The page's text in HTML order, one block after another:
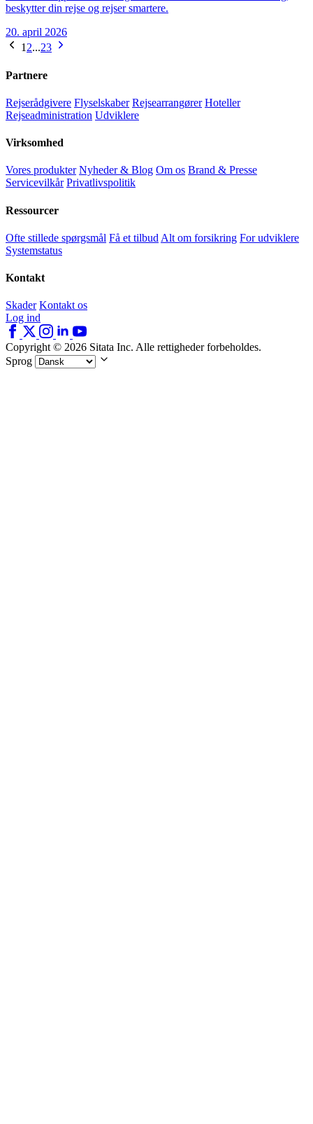
beskytter din rejse og rejser smartere.
20. april 2026
1 2...23
Partnere
Rejserådgivere Flyselskaber Rejsearrangører Hoteller
Rejseadministration Udviklere
Virksomhed
Vores produkter Nyheder & Blog Om os Brand & Presse
Servicevilkår Privatlivspolitik
Ressourcer
Ofte stillede spørgsmål Få et tilbud Alt om forsikring For udviklere
Systemstatus
Kontakt
Skader Kontakt os
Log ind
Copyright © 2026 Sitata Inc. Alle rettigheder forbeholdes.
Sprog